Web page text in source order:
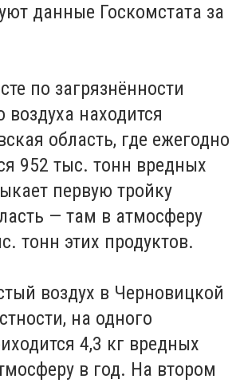
данные Госкомстата за
по загрязнённости
воздуха находится
область, где ежегодно
952 тыс. тонн вредных
первую тройку
— там в атмосферу
тонн этих продуктов.
воздух в Черновицкой
на одного
4,3 кг вредных
в год. На втором